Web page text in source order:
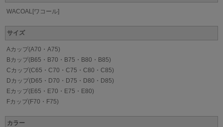
WACOAL[ワコール]
サイズ
Aカップ(A70・A75)
Bカップ(B65・B70・B75・B80・B85)
Cカップ(C65・C70・C75・C80・C85)
Dカップ(D65・D70・D75・D80・D85)
Eカップ(E65・E70・E75・E80)
Fカップ(F70・F75)
カラー